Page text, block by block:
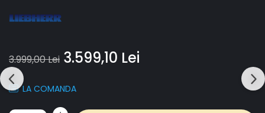
3.999,00 Lei 3.599,10 Lei
LA COMANDA